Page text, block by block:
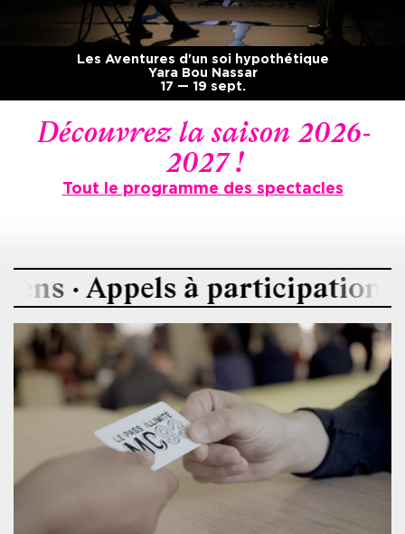
Les Aventures d'un soi hypothétique
Yara Bou Nassar
17 — 19 sept.
Découvrez la saison 2026-
2027 !
Tout le programme des spectacles
à participation ·